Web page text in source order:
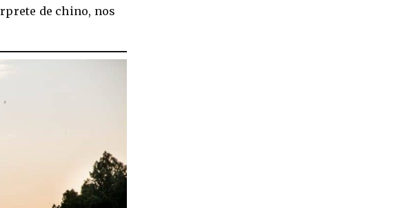
de chino, nos